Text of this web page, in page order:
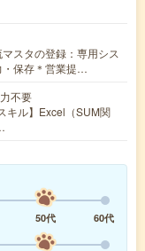
スタの登録：専用シス
・保存＊営業提…
不要
ル】Excel（SUM関
50代
60代